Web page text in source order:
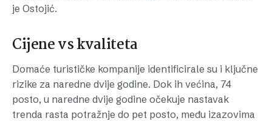
je Ostojić.
Cijene vs kvaliteta
Domaće turističke kompanije identificirale su i ključne
rizike za naredne dvije godine. Dok ih većina, 74
posto, u naredne dvije godine očekuje nastavak
trenda rasta potražnje do pet posto, među izazovima